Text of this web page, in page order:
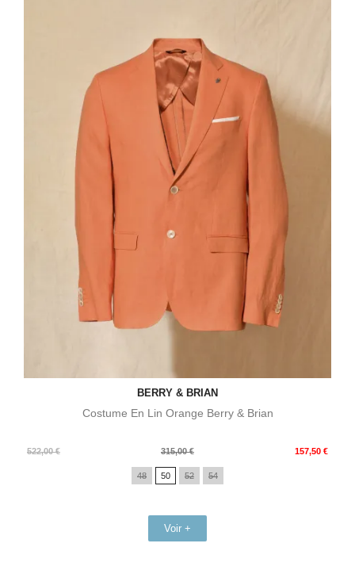
BERRY & BRIAN
Costume En Lin Orange Berry & Brian
522,00 €
Prix
315,00 € 157,50 €
Prix
48 50 52 54
Voir +